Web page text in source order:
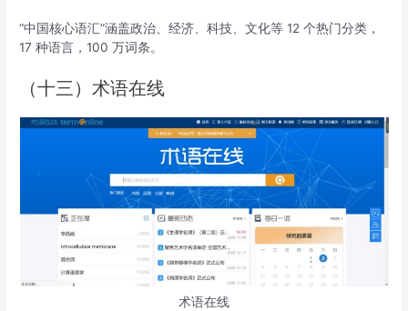
“中国核心语汇”涵盖政治、经济、科技、文化等 12 个热门分类，
17 种语言，100 万词条。
（十三）术语在线
术语在线